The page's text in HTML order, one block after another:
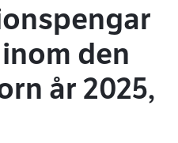
den
år 2025,